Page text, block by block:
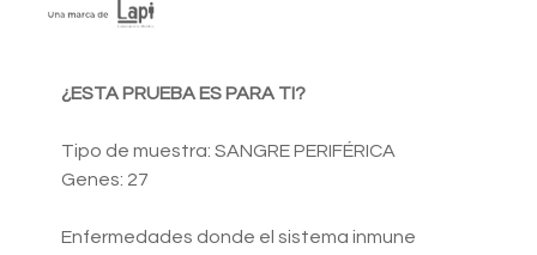
¿ESTA PRUEBA ES PARA TI?
Tipo de muestra: SANGRE PERIFÉRICA
Genes: 27
Enfermedades donde el sistema inmune